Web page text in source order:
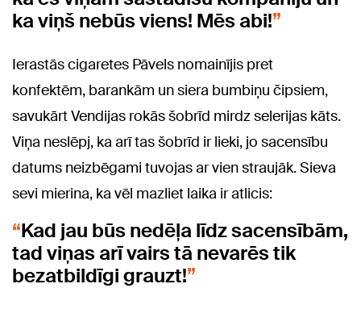
ka viņš nebūs viens! Mēs abi!
Ierastās cigaretes Pāvels nomainījis pret
konfektēm, barankām un siera bumbiņu čipsiem,
savukārt Vendijas rokās šobrīd mirdz selerijas kāts.
Viņa neslēpj, ka arī tas šobrīd ir lieki, jo sacensību
datums neizbēgami tuvojas ar vien straujāk. Sieva
sevi mierina, ka vēl mazliet laika ir atlicis:
Kad jau būs nedēļa līdz sacensībām,
tad viņas arī vairs tā nevarēs tik
bezatbildīgi grauzt!